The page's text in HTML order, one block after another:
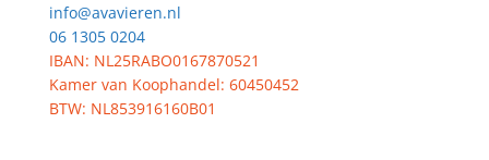
info@avavieren.nl
06 1305 0204
IBAN: NL25RABO0167870521
Kamer van Koophandel: 60450452
BTW: NL853916160B01